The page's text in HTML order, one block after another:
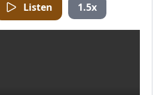
Listen 1.5x